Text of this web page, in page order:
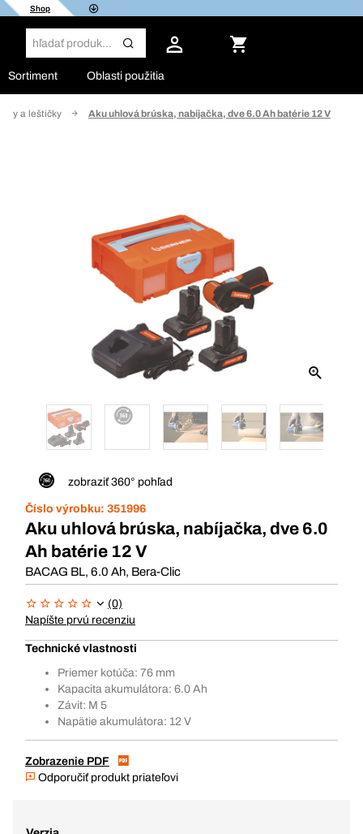
Shop
Sortiment Oblasti použitia
a leštičky Aku uhlová brúska, nabíjačka, dve 6.0 Ah batérie 12 V
zobraziť 360° pohľad
Číslo výrobku: 351996
Aku uhlová brúska, nabíjačka, dve 6.0
Ah batérie 12 V
BACAG BL, 6.0 Ah, Bera-Clic
(0)
Napíšte prvú recenziu
Technické vlastnosti
Priemer kotúča: 76 mm
Kapacita akumulátora: 6.0 Ah
Závit: M 5
Napätie akumulátora: 12 V
Zobrazenie PDF
Odporučiť produkt priateľovi